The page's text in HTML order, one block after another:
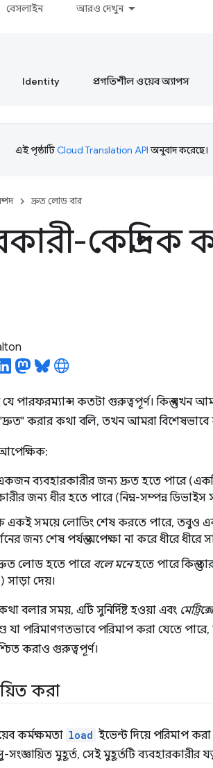
বেসলাইন আরও দেখুন
Identity প্রগতিশীল ওয়েব অ্যাপস
এই পৃষ্ঠাটিCloud Translation APIঅনুবাদ করেছে।
দ্রুত লোড বার
কেন্দ্রিক
পারফরম্যান্স কতটা গুরুত্বপূর্ণ। কিন্তু যখন
করার কথা বলি, তখন আমরা বিশেষভাবে
ব্যবহারকারীর জন্য দ্রুত হতে পারে
জন্য ধীর হতে পারে (নিম্ন-সম্পন্ন
একই সময়ে লোডিং শেষ করতে পারে, তবুও
জন্য শেষ পর্যন্ত অপেক্ষা না করে ধীরে ধীরে
লোড হতে পারে বলে মনেহতে পারে কিন্তু
সাড়া দেয়।
বলার সময়, এটি সুনির্দিষ্ট হওয়া এবং
যা পরিমাণগতভাবে পরিমাপ করা যেতে
করাও গুরুত্বপূর্ণ।
করা
কর্মক্ষমতা load ইভেন্ট দিয়ে পরিমাপ
মুহূর্ত, সেই মুহূর্তটি ব্যবহারকারীর